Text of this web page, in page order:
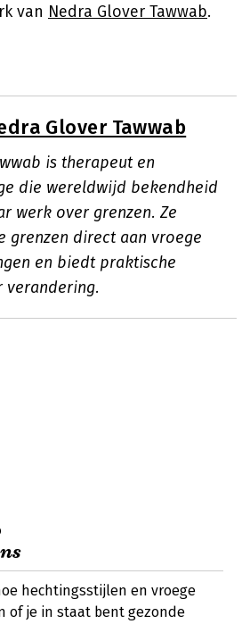
van Nedra Glover Tawwab.
Glover Tawwab
is therapeut en
die wereldwijd bekendheid
werk over grenzen. Ze
grenzen direct aan vroege
en biedt praktische
verandering.
hechtingsstijlen en vroege
of je in staat bent gezonde